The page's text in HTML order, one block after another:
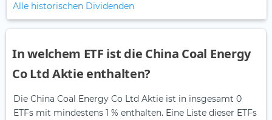
Alle historischen Dividenden
In welchem ETF ist die China Coal Energy
Co Ltd Aktie enthalten?
Die China Coal Energy Co Ltd Aktie ist in insgesamt 0
ETFs mit mindestens 1 % enthalten. Eine Liste dieser ETFs